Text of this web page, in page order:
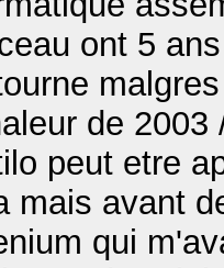
ont 5
de
peut etre
mais avant
qui